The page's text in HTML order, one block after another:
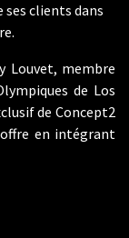
ses clients dans
Louvet, membre
de Los
de Concept2
offre en intégrant